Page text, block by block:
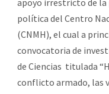
política del Centro
(CNMH), el cual a
convocatoria de
de Ciencias titulada
conflicto armado, las